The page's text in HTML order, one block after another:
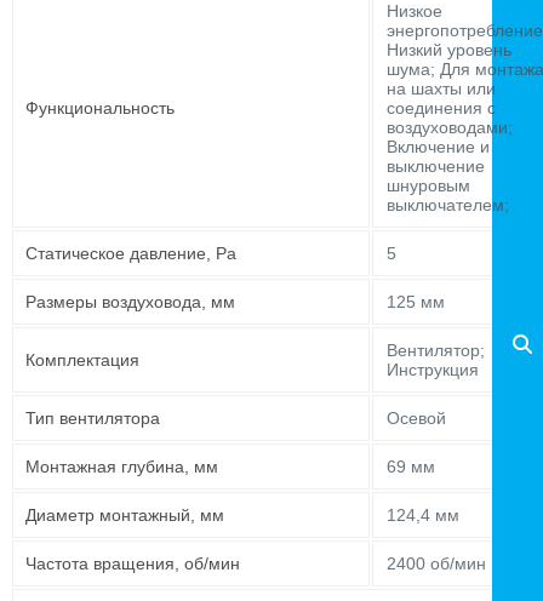
Функциональность
Низкое
Низкий уровень
шума; Для монтажа
на шахты или
соединения с
воздуховодами;
Включение и
выключение
шнуровым
выключателем;
Статическое давление, Pa 5
Размеры воздуховода, мм 125 мм
Комплектация
Вентилятор;
Инструкция
Тип вентилятора Осевой
Монтажная глубина, мм 69 мм
Диаметр монтажный, мм 124,4 мм
Частота вращения, об/мин 2400 об/мин